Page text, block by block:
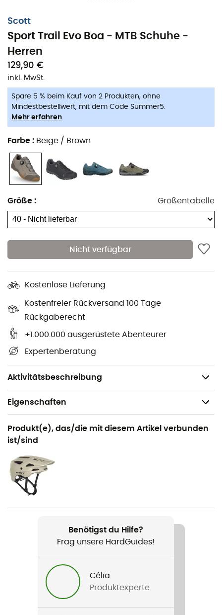
Scott
Sport Trail Evo Boa - MTB Schuhe -
Herren
129,90 €
inkl. MwSt.
Spare 5 % beim Kauf von 2 Produkten, ohne
Mindestbestellwert, mit dem Code Summer5.
Mehr erfahren
Farbe : Beige / Brown
Größe : Größentabelle
Nicht verfügbar
Kostenlose Lieferung
Kostenfreier Rückversand 100 Tage
Rückgaberecht
+1.000.000 ausgerüstete Abenteurer
Expertenberatung
Aktivitätsbeschreibung
DieMTB Schuhe fürSport Trail Evo Boa
Abenteuer. Diese
Scott MTB Schuhe
und Leistung, insbesondere dank ihrer Innensohle, die
eine hervorragende Unterstützung Ihres Fußgewölbes
bietet, und ihrer Sticki-Gummifläche, die Ihnen
Boa®-Anpassungssystem, das Ihren Fuß während Ihrer
Sport Trail Evo Boa von Scott
sind extrem
widerstandsfähig, bleiben dabei leicht und flexibel und
Material des Oberteils: synthetisches Polyurethan -
3D Airmesh
Anpassungssystem: Boa®
Verschluss: Boa® L6
Gewicht: 2 x 225 g
Eigenschaften
Geeignet für
Mountainbike
Geschlecht
Herren
Gewicht
450 g
Sport Trail Evo Boa
Technologien
Boa® Fit System
Austauschbare Innensohle
Produkt(e), das/die mit diesem Artikel verbunden
ist/sind
Benötigst du Hilfe?
Frag unsere HardGuides!
Célia
Produktexperte